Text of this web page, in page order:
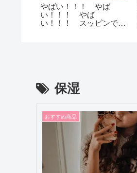
やばい！！！ やば
い！！！ やば
い！！！ スッピンでは
保湿
おすすめ商品